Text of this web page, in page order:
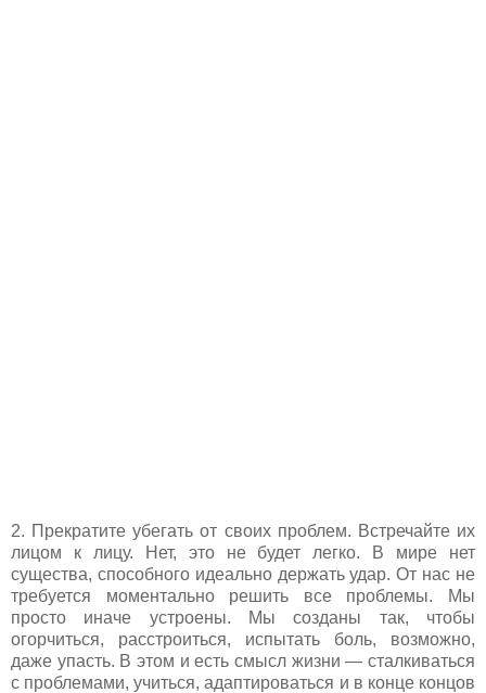
2. Прекратите убегать от своих проблем. Встречайте их
лицом к лицу. Нет, это не будет легко. В мире нет
существа, способного идеально держать удар. От нас не
требуется моментально решить все проблемы. Мы
просто иначе устроены. Мы созданы так, чтобы
огорчиться, расстроиться, испытать боль, возможно,
даже упасть. В этом и есть смысл жизни — сталкиваться
с проблемами, учиться, адаптироваться и в конце концов